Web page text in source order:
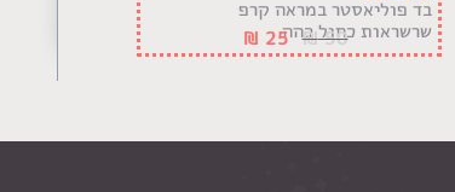
בד פוליאסטר במראה קרפ
שרשראות כחול כהה
₪50
₪ 25